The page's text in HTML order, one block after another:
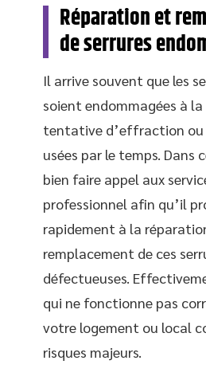
Réparation et
de serrures
Il arrive souvent que les
soient endommagées à
tentative d’effraction
usées par le temps. Dans
bien faire appel aux
professionnel afin qu’il
rapidement à la
remplacement de ces
défectueuses.
qui ne fonctionne pas
votre logement ou local
risques majeurs.